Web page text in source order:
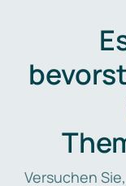
Versuchen